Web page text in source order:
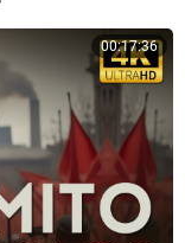
00:17:36